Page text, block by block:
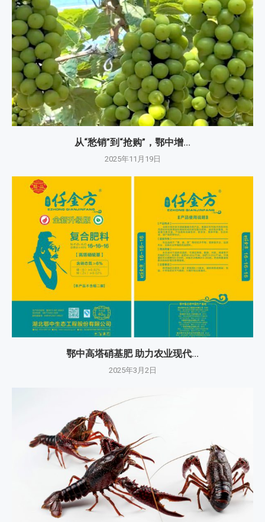
从“愁销”到“抢购”，鄂中增...
2025年11月19日
鄂中高塔硝基肥 助力农业现代...
2025年3月2日